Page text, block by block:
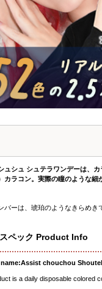
ュシュ シュテラワンデーは、
カラコン。実際の瞳のような
バーは、琥珀のようなきらめ
ペック Product Info
chouchou
is a daily disposable colored